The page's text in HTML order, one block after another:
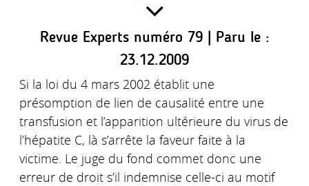
Revue Experts numéro 79 | Paru le :
23.12.2009
Si la loi du 4 mars 2002 établit une
présomption de lien de causalité entre une
transfusion et l’apparition ultérieure du virus de
l’hépatite C, là s’arrête la faveur faite à la
victime. Le juge du fond commet donc une
erreur de droit s’il indemnise celle-ci au motif